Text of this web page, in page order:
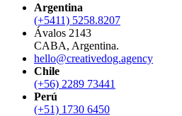
Argentina
(+5411) 5258.8207
Ávalos 2143
CABA, Argentina.
hello@creativedog.agency
Chile
(+56) 2289 73441
Perú
(+51) 1730 6450